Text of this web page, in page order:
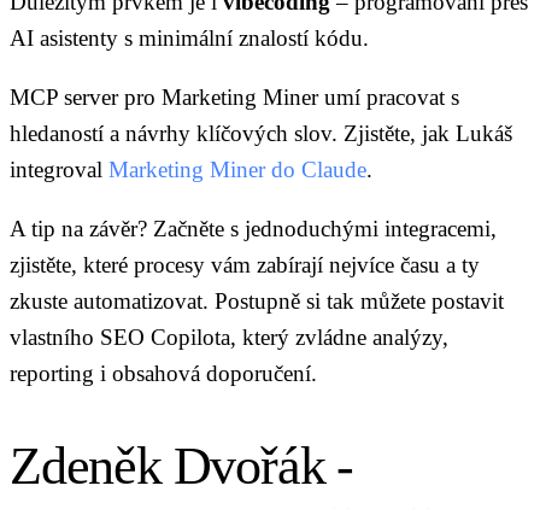
AI asistenty s minimální znalostí kódu.
MCP server pro Marketing Miner umí pracovat s
hledaností a návrhy klíčových slov. Zjistěte, jak Lukáš
integroval Marketing Miner do Claude.
A tip na závěr? Začněte s jednoduchými integracemi,
zjistěte, které procesy vám zabírají nejvíce času a ty
zkuste automatizovat. Postupně si tak můžete postavit
vlastního SEO Copilota, který zvládne analýzy,
reporting i obsahová doporučení.
Zdeněk Dvořák -